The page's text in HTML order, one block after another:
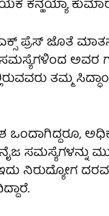
ಕನ್ಹಯ್ಯಾ
ಪ್ರೆಸ್ ಜೊತೆ
ಅವರ
ತಮ್ಮ
ಸಮಸ್ಯೆಗಳನ್ನು
ನಿರುದ್ಯೋಗ